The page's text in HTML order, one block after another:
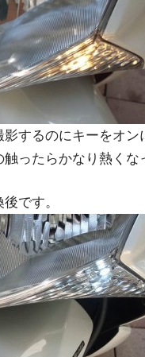
影するのにキーをオ
ったらかなり熱くな
です。